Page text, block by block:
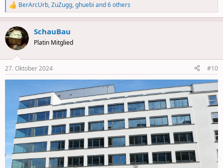
R
e
a
c
t
i
s
:
BerArcUrb,ZuZugg,ghuebi and 6 others
SchauBau
Platin Mitglied
27. Oktober 2024 #10